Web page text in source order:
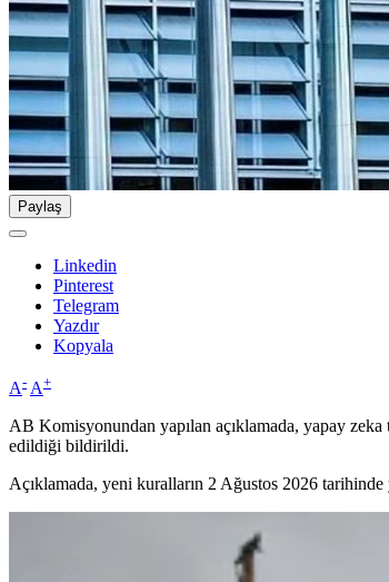
Paylaş
Linkedin
Pinterest
Telegram
Yazdır
Kopyala
A- A+
AB Komisyonundan yapılan açıklamada, yapay
edildiği bildirildi.
Açıklamada, yeni kuralların 2 Ağustos 2026